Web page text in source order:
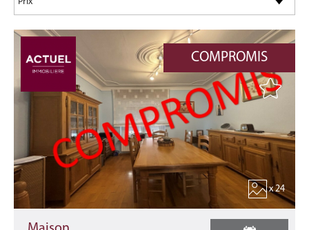
COMPROMIS
x 24